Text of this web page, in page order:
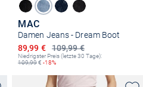
MAC
Damen Jeans - Dream Boot
109,99 €
Ermäßigter Preis
89,99 €
Niedrigster Preis (letzte 30 Tage):
109,99€ -18%